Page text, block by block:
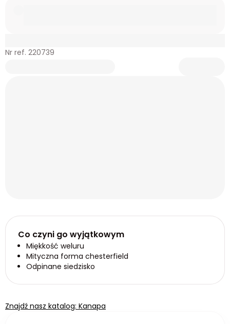
Nr ref. 220739
Co czyni go wyjątkowym
Miękkość weluru
Mityczna forma chesterfield
Odpinane siedzisko
Znajdź nasz katalog: Kanapa